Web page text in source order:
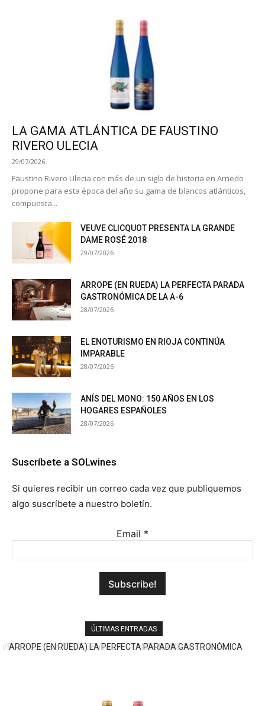
LA GAMA ATLÁNTICA DE FAUSTINO
RIVERO ULECIA
29/07/2026
Faustino Rivero Ulecia con más de un siglo de historia en Arnedo
propone para esta época del año su gama de blancos atlánticos,
compuesta...
VEUVE CLICQUOT PRESENTA LA GRANDE
DAME ROSÉ 2018
29/07/2026
ARROPE (EN RUEDA) LA PERFECTA PARADA
GASTRONÓMICA DE LA A-6
28/07/2026
EL ENOTURISMO EN RIOJA CONTINÚA
IMPARABLE
28/07/2026
ANÍS DEL MONO: 150 AÑOS EN LOS
HOGARES ESPAÑOLES
28/07/2026
Suscríbete a SOLwines
Si quieres recibir un correo cada vez que publiquemos
algo suscríbete a nuestro boletín.
Email *
ÚLTIMAS ENTRADAS
ARROPE (EN RUEDA) LA PERFECTA PARADA GASTRONÓMICA